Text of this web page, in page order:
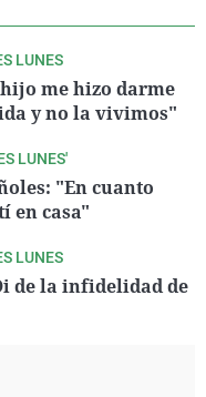
LUNES
me hizo darme
y no la vivimos"
LUNES'
"En cuanto
en casa"
LUNES
de la infidelidad de